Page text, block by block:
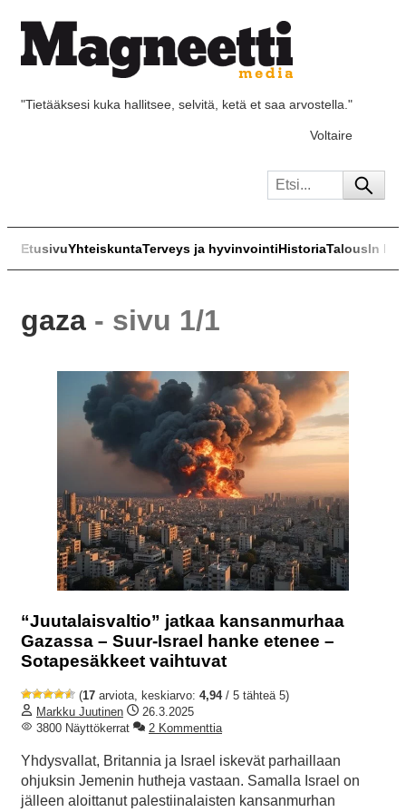
"Tietääksesi kuka hallitsee, selvitä, ketä et saa arvostella."
Voltaire
EtusivuYhteiskuntaTerveys ja hyvinvointiHistoriaTalousIn
gaza - sivu 1/1
“Juutalaisvaltio” jatkaa kansanmurhaa
Gazassa – Suur-Israel hanke etenee –
Sotapesäkkeet vaihtuvat
(17 arviota, keskiarvo: 4,94/ 5 tähteä 5)
Markku Juutinen
26.3.2025
3800 Näyttökerrat
2 Kommenttia
Yhdysvallat, Britannia ja Israel iskevät parhaillaan
ohjuksin Jemenin hutheja vastaan. Samalla Israel on
jälleen aloittanut palestiinalaisten kansanmurhan